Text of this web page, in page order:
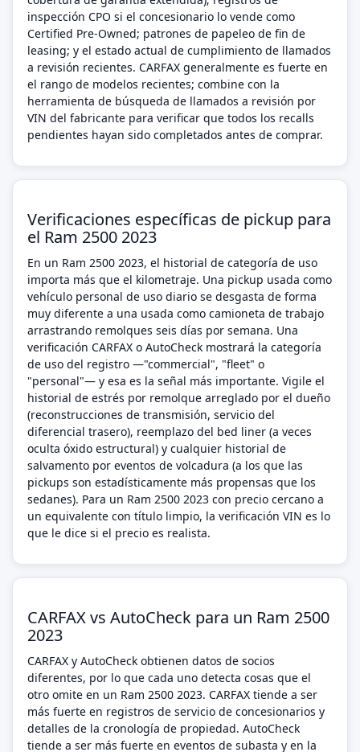
inspección CPO si el concesionario lo vende como
Certified Pre-Owned; patrones de papeleo de fin de
leasing; y el estado actual de cumplimiento de llamados
a revisión recientes. CARFAX generalmente es fuerte en
el rango de modelos recientes; combine con la
herramienta de búsqueda de llamados a revisión por
VIN del fabricante para verificar que todos los recalls
pendientes hayan sido completados antes de comprar.
Verificaciones específicas de pickup para
el Ram 2500 2023
En un Ram 2500 2023, el historial de categoría de uso
importa más que el kilometraje. Una pickup usada como
vehículo personal de uso diario se desgasta de forma
muy diferente a una usada como camioneta de trabajo
arrastrando remolques seis días por semana. Una
verificación CARFAX o AutoCheck mostrará la categoría
de uso del registro —"commercial", "fleet" o
"personal"— y esa es la señal más importante. Vigile el
historial de estrés por remolque arreglado por el dueño
(reconstrucciones de transmisión, servicio del
diferencial trasero), reemplazo del bed liner (a veces
oculta óxido estructural) y cualquier historial de
salvamento por eventos de volcadura (a los que las
pickups son estadísticamente más propensas que los
sedanes). Para un Ram 2500 2023 con precio cercano a
un equivalente con título limpio, la verificación VIN es lo
que le dice si el precio es realista.
CARFAX vs AutoCheck para un Ram 2500
2023
CARFAX y AutoCheck obtienen datos de socios
diferentes, por lo que cada uno detecta cosas que el
otro omite en un Ram 2500 2023. CARFAX tiende a ser
más fuerte en registros de servicio de concesionarios y
detalles de la cronología de propiedad. AutoCheck
tiende a ser más fuerte en eventos de subasta y en la